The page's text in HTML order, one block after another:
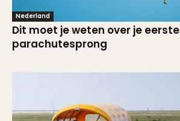
Nederland
Dit moet je weten over je eerste
parachutesprong